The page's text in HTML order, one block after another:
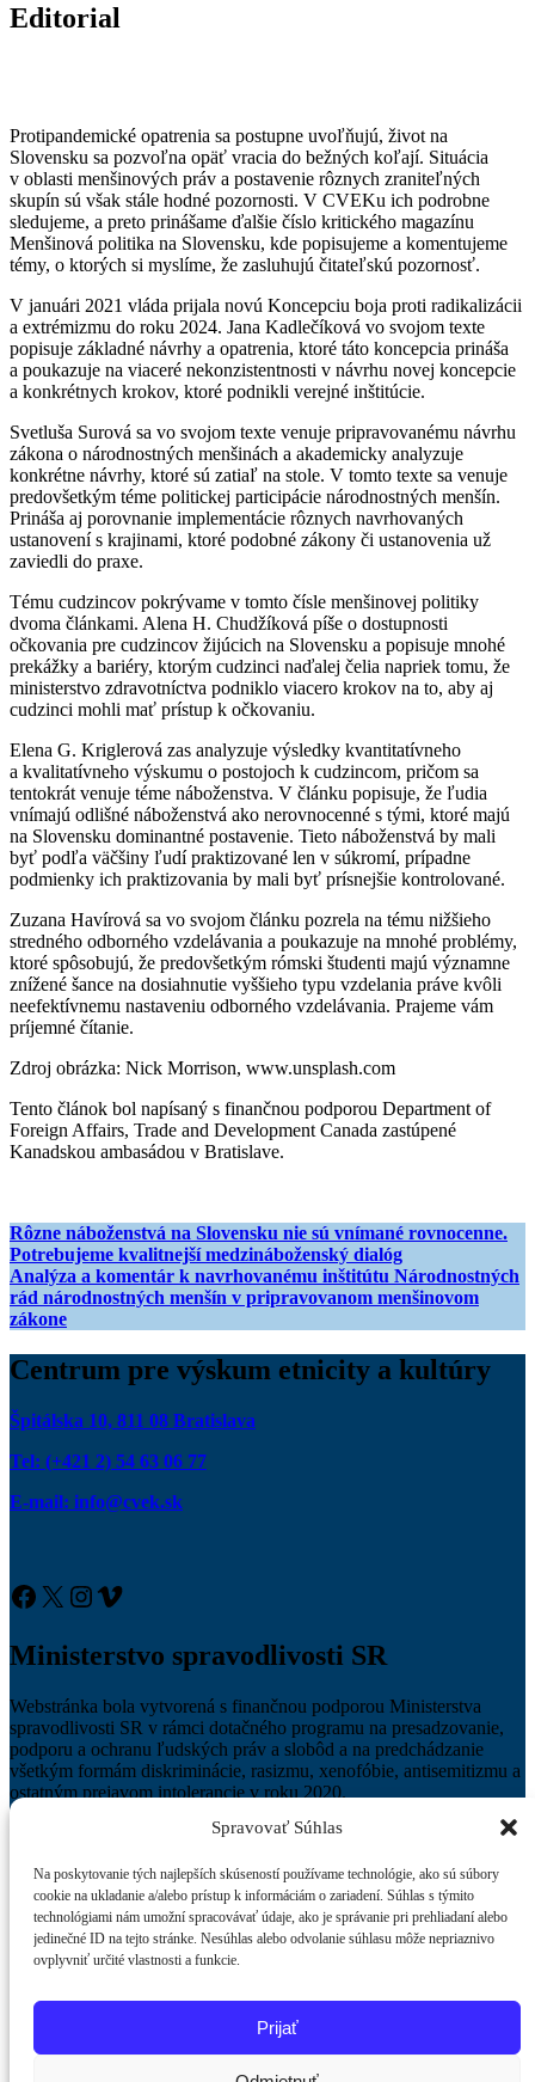
Spravovať Súhlas
Na poskytovanie tých najlepších skúseností používame technológie, ako sú súbory
cookie na ukladanie a/alebo prístup k informáciám o zariadení. Súhlas s týmito
technológiami nám umožní spracovávať údaje, ako je správanie pri prehliadaní alebo
jedinečné ID na tejto stránke. Nesúhlas alebo odvolanie súhlasu môže nepriaznivo
ovplyvniť určité vlastnosti a funkcie.
Prijať
Editorial
Protipandemické opatrenia sa postupne uvoľňujú, život na
Slovensku sa pozvoľna opäť vracia do bežných koľají. Situácia
v oblasti menšinových práv a postavenie rôznych zraniteľných
skupín sú však stále hodné pozornosti. V CVEKu ich podrobne
sledujeme, a preto prinášame ďalšie číslo kritického magazínu
Menšinová politika na Slovensku, kde popisujeme a komentujeme
témy, o ktorých si myslíme, že zasluhujú čitateľskú pozornosť.
V januári 2021 vláda prijala novú Koncepciu boja proti radikalizácii
a extrémizmu do roku 2024. Jana Kadlečíková vo svojom texte
popisuje základné návrhy a opatrenia, ktoré táto koncepcia prináša
a poukazuje na viaceré nekonzistentnosti v návrhu novej koncepcie
a konkrétnych krokov, ktoré podnikli verejné inštitúcie.
Svetluša Surová sa vo svojom texte venuje pripravovanému návrhu
zákona o národnostných menšinách a akademicky analyzuje
konkrétne návrhy, ktoré sú zatiaľ na stole. V tomto texte sa venuje
predovšetkým téme politickej participácie národnostných menšín.
Prináša aj porovnanie implementácie rôznych navrhovaných
ustanovení s krajinami, ktoré podobné zákony či ustanovenia už
zaviedli do praxe.
Tému cudzincov pokrývame v tomto čísle menšinovej politiky
dvoma článkami. Alena H. Chudžíková píše o dostupnosti
očkovania pre cudzincov žijúcich na Slovensku a popisuje mnohé
prekážky a bariéry, ktorým cudzinci naďalej čelia napriek tomu, že
ministerstvo zdravotníctva podniklo viacero krokov na to, aby aj
cudzinci mohli mať prístup k očkovaniu.
Elena G. Kriglerová zas analyzuje výsledky kvantitatívneho
a kvalitatívneho výskumu o postojoch k cudzincom, pričom sa
tentokrát venuje téme náboženstva. V článku popisuje, že ľudia
vnímajú odlišné náboženstvá ako nerovnocenné s tými, ktoré majú
na Slovensku dominantné postavenie. Tieto náboženstvá by mali
byť podľa väčšiny ľudí praktizované len v súkromí, prípadne
podmienky ich praktizovania by mali byť prísnejšie kontrolované.
Zuzana Havírová sa vo svojom článku pozrela na tému nižšieho
stredného odborného vzdelávania a poukazuje na mnohé problémy,
ktoré spôsobujú, že predovšetkým rómski študenti majú významne
znížené šance na dosiahnutie vyššieho typu vzdelania práve kvôli
neefektívnemu nastaveniu odborného vzdelávania. Prajeme vám
príjemné čítanie.
Zdroj obrázka: Nick Morrison, www.unsplash.com
Tento článok bol napísaný s finančnou podporou Department of
Foreign Affairs, Trade and Development Canada zastúpené
Kanadskou ambasádou v Bratislave.
Navigácia
v
článku
Rôzne náboženstvá na Slovensku nie sú vnímané rovnocenne.
Potrebujeme kvalitnejší medzináboženský dialóg
Analýza a komentár k navrhovanému inštitútu Národnostných
rád národnostných menšín v pripravovanom menšinovom
zákone
Centrum pre výskum etnicity a kultúry
Špitálska 10, 811 08 Bratislava
Tel: (+421 2) 54 63 06 77
E-mail: info@cvek.sk
Facebook
X Instagram
Vimeo
Ministerstvo spravodlivosti SR
Webstránka bola vytvorená s finančnou podporou Ministerstva
spravodlivosti SR v rámci dotačného programu na presadzovanie,
podporu a ochranu ľudských práv a slobôd a na predchádzanie
všetkým formám diskriminácie, rasizmu, xenofóbie, antisemitizmu a
ostatným prejavom intolerancie v roku 2020.
Copyright © 2022 Všetky práva vyhradené | Mik byShark
Themes|O nás